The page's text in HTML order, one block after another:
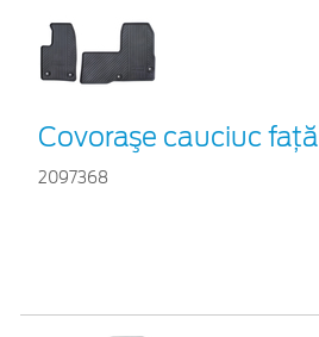
Covoraşe cauciuc
2097368